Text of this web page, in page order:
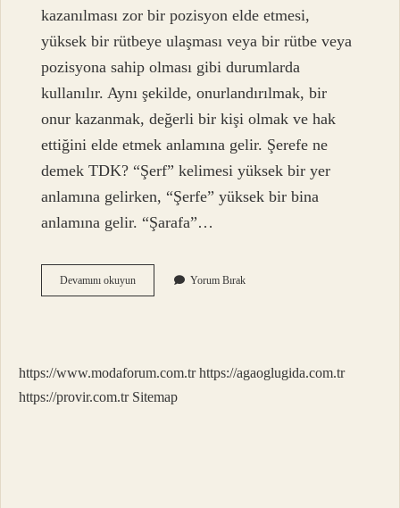
kazanılması zor bir pozisyon elde etmesi,
yüksek bir rütbeye ulaşması veya bir rütbe veya
pozisyona sahip olması gibi durumlarda
kullanılır. Aynı şekilde, onurlandırılmak, bir
onur kazanmak, değerli bir kişi olmak ve hak
ettiğini elde etmek anlamına gelir. Şerefe ne
demek TDK? “Şerf” kelimesi yüksek bir yer
anlamına gelirken, “Şerfe” yüksek bir bina
anlamına gelir. “Şarafa”…
Devamını okuyunŞerefine
Erişmek
Yorum Bırak
https://www.modaforum.com.tr https://agaoglugida.com.tr
https://provir.com.tr Sitemap